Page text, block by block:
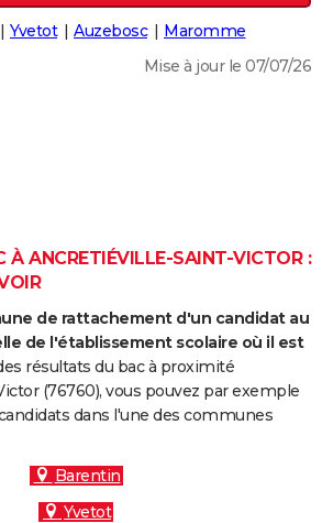
Yvetot Auzebosc
Maromme
Mise à jour le 07/07/26
À ANCRETIÉVILLE-SAINT-VICTOR :
de rattachement d'un candidat au
de l'établissement scolaire où il est
résultats du bac à proximité
(76760), vous pouvez par exemple
dans l'une des communes
Barentin
Yvetot